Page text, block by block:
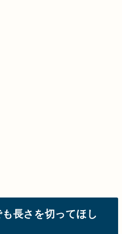
も長さを切ってほし